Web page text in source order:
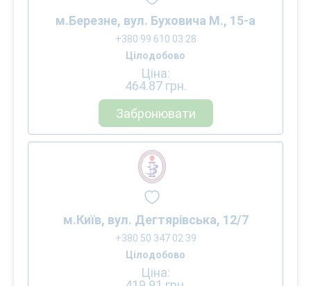
м.Березне, вул. Буховича М., 15-а
+380 99 610 03 28
Цілодобово
Ціна:
464.87 грн.
Забронювати
м.Київ, вул. Дегтярівська, 12/7
+380 50 347 02 39
Цілодобово
Ціна: